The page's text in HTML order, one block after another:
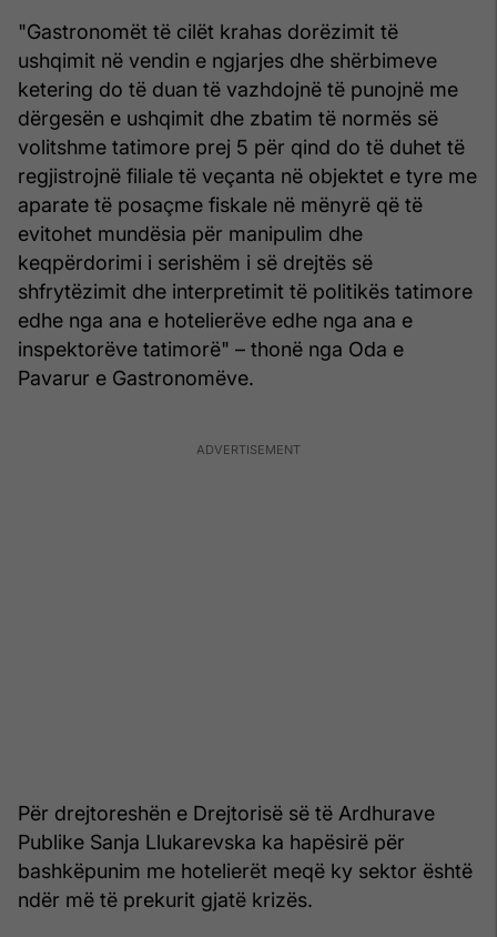
"Gastronomët të cilët krahas dorëzimit të
ushqimit në vendin e ngjarjes dhe shërbimeve
ketering do të duan të vazhdojnë të punojnë me
dërgesën e ushqimit dhe zbatim të normës së
volitshme tatimore prej 5 për qind do të duhet të
regjistrojnë filiale të veçanta në objektet e tyre me
aparate të posaçme fiskale në mënyrë që të
evitohet mundësia për manipulim dhe
keqpërdorimi i serishëm i së drejtës së
shfrytëzimit dhe interpretimit të politikës tatimore
edhe nga ana e hotelierëve edhe nga ana e
inspektorëve tatimorë" – thonë nga Oda e
Pavarur e Gastronomëve.
Për drejtoreshën e Drejtorisë së të Ardhurave
Publike Sanja Llukarevska ka hapësirë për
bashkëpunim me hotelierët meqë ky sektor është
ndër më të prekurit gjatë krizës.